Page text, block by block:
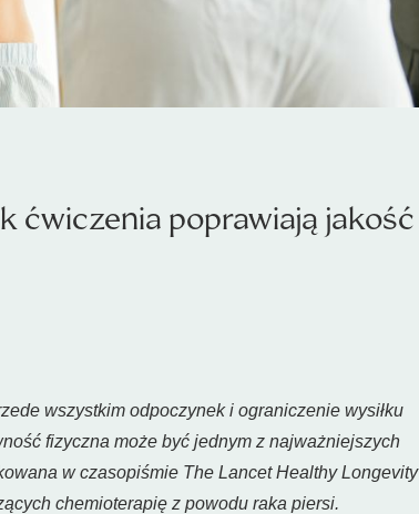
poprawiają jakość
wszystkim odpoczynek i ograniczenie wysiłku
fizyczna może być jednym z najważniejszych
w czasopiśmie The Lancet Healthy Longevity
chemioterapię z powodu raka piersi.